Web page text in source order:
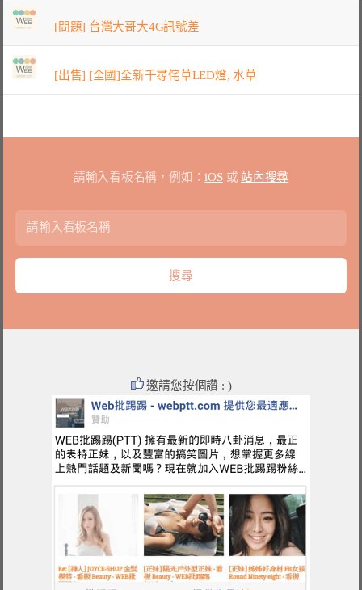
[問題] 台灣大哥大4G訊號差
[出售] [全國]全新千尋侘草LED燈, 水草
請輸入看板名稱，例如： iOS或 站內搜尋
邀請您按個讚 : )